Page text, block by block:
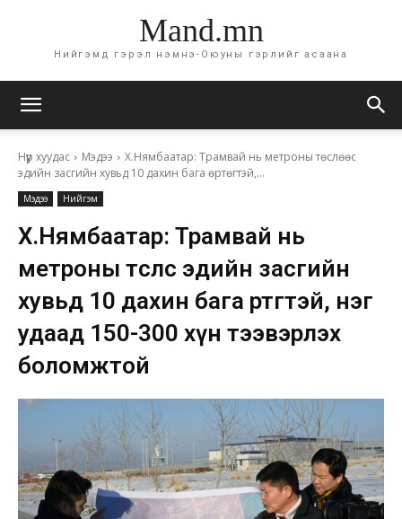
Mand.mn
Нийгэмд гэрэл нэмнэ-Оюуны гэрлийг асаана
Нүүр хуудас Мэдээ
Х.Нямбаатар: Трамвай нь метроны төслөөс
эдийн засгийн хувьд 10 дахин бага өртөгтэй,...
Мэдээ Нийгэм
Х.Нямбаатар: Трамвай нь
метроны төслөөс эдийн засгийн
хувьд 10 дахин бага өртөгтэй, нэг
удаад 150-300 хүн тээвэрлэх
боломжтой